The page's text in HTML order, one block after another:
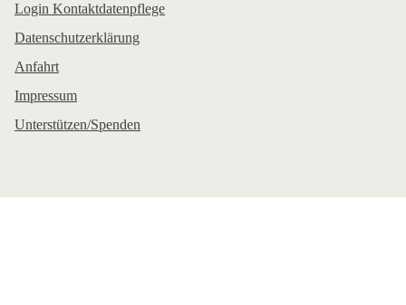
Login Kontaktdatenpflege
Datenschutzerklärung
Anfahrt
Impressum
Unterstützen/Spenden